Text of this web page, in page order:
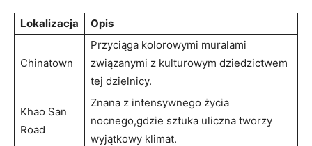
Lokalizacja Opis
Chinatown
Przyciąga kolorowymi muralami
związanymi z kulturowym dziedzictwem
tej dzielnicy.
Khao San
Road
Znana z intensywnego życia
nocnego,gdzie sztuka uliczna tworzy
wyjątkowy klimat.